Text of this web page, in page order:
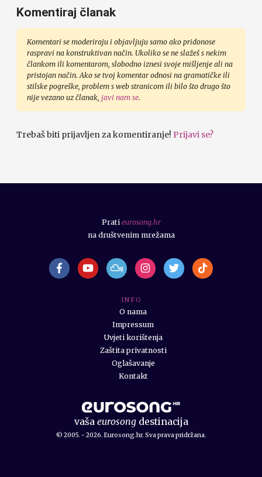
Komentiraj članak
Komentari se moderiraju i objavljuju samo ako pridonose
raspravi na konstruktivan način. Ukoliko se ne slažeš s nekim
člankom ili komentarom, slobodno iznesi svoje mišljenje ali na
pristojan način. Ako se tvoj komentar odnosi na gramatičke ili
stilske pogreške, problem s web stranicom ili bilo što drugo što
nije vezano uz članak, javi nam se.
Trebaš biti prijavljen za komentiranje! Prijavi se?
vaša eurosongdestinacija
© 2005. - 2026. Eurosong.hr. Sva prava pridržana.
I N F O
O nama
Impressum
Uvjeti korištenja
Zaštita privatnosti
Oglašavanje
Kontakt
Prati eurosong.hr
na društvenim mrežama